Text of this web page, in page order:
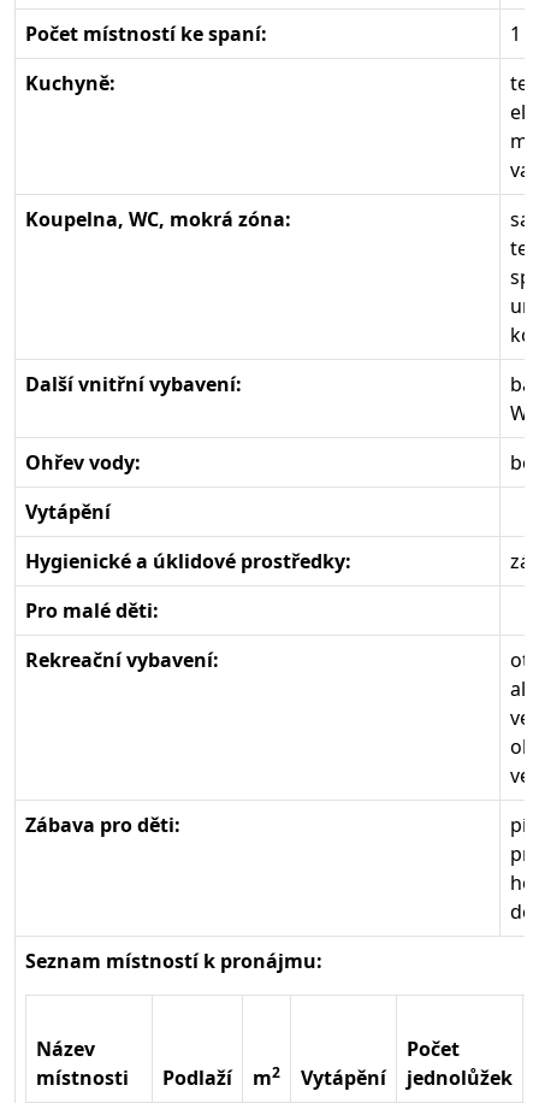
Počet místností ke spaní:
1
Kuchyně:
el.
Koupelna, WC, mokrá zóna:
Další vnitřní vybavení:
Ohřev vody:
Vytápění
Hygienické a úklidové prostředky:
Pro malé děti:
Rekreační vybavení:
Zábava pro děti:
Seznam místností k pronájmu:
Název
místnosti
Podlaží m2 Vytápění
Počet
jednolůžek